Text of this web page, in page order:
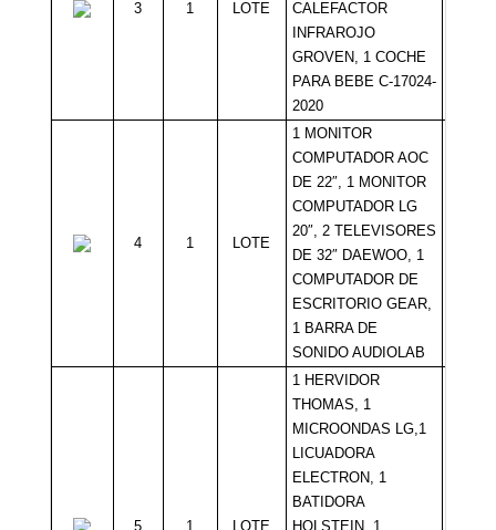
3 1 LOTE
CALEFACTOR
INFRAROJO
GROVEN, 1 COCHE
PARA BEBE C-17024-
2020
4 1 LOTE
1 MONITOR
COMPUTADOR AOC
DE 22″, 1 MONITOR
COMPUTADOR LG
20″, 2 TELEVISORES
DE 32″ DAEWOO, 1
COMPUTADOR DE
ESCRITORIO GEAR,
1 BARRA DE
SONIDO AUDIOLAB
5 1 LOTE
1 HERVIDOR
THOMAS, 1
MICROONDAS LG,1
LICUADORA
ELECTRON, 1
BATIDORA
HOLSTEIN, 1